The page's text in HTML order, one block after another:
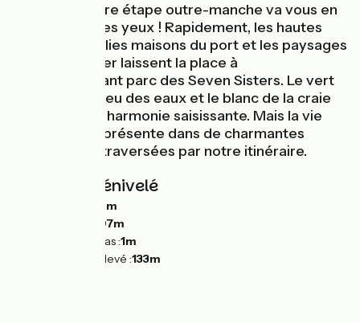
Cette première étape outre-manche va vous en
mettre plein les yeux ! Rapidement, les hautes
falaises, les jolies maisons du port et les paysages
de bord de mer laissent la place à
l’impressionnant parc des Seven Sisters. Le vert
des prés, le bleu des eaux et le blanc de la craie
créent ici une harmonie saisissante. Mais la vie
n’est pas loin, présente dans de charmantes
petites villes traversées par notre itinéraire.
Pentes et dénivelé
226m
107m
Point le plus bas :1m
Point le plus élevé :133m